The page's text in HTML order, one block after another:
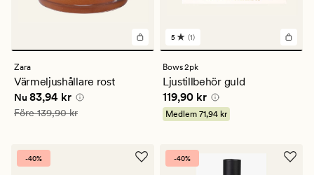
Zara
Värmeljushållare rost
Nuvarande pris
Nu 83,94 kr
Ordinarie pris 139,90 kr
Före139,90 kr
1
omdömen
med
ett
genomsnittligt
betyg
på
5
5 (1)
Bows 2pk
Ljustillbehör guld
Pris 119,90 kr
119,90 kr
Medlem 71,94 kr
-40% -40%